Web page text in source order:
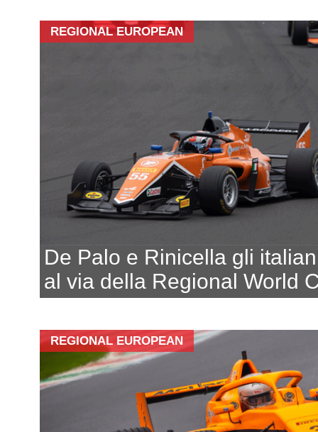
REGIONAL EUROPEAN
De Palo e Rinicella gli
al via della Regional World
REGIONAL EUROPEAN